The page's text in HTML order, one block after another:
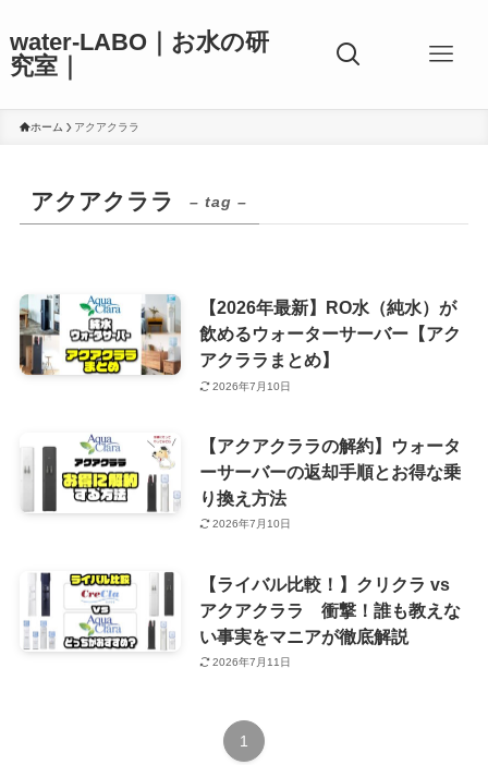
water-LABO｜お水の研
究室｜
ホーム アクアクララ
アクアクララ – tag –
【2026年最新】RO水（純水）が
飲めるウォーターサーバー【アク
アクララまとめ】
2026年7月10日
【アクアクララの解約】ウォータ
ーサーバーの返却手順とお得な乗
り換え方法
2026年7月10日
【ライバル比較！】クリクラ vs
アクアクララ 衝撃！誰も教えな
い事実をマニアが徹底解説
2026年7月11日
1